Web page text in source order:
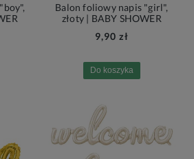
Balon foliowy napis "girl",
złoty | BABY SHOWER
9,90 zł
Do koszyka